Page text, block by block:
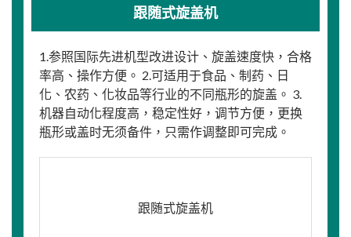
跟随式旋盖机
1.参照国际先进机型改进设计、旋盖速度快，合格
率高、操作方便。 2.可适用于食品、制药、日
化、农药、化妆品等行业的不同瓶形的旋盖。 3.
机器自动化程度高，稳定性好，调节方便，更换
瓶形或盖时无须备件，只需作调整即可完成。
跟随式旋盖机